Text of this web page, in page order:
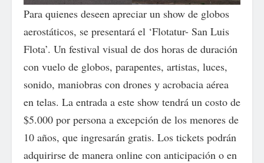
Para quienes deseen apreciar un show de globos
aerostáticos, se presentará el ‘Flotatur- San Luis
Flota’. Un festival visual de dos horas de duración
con vuelo de globos, parapentes, artistas, luces,
sonido, maniobras con drones y acrobacia aérea
en telas. La entrada a este show tendrá un costo de
$5.000 por persona a excepción de los menores de
10 años, que ingresarán gratis. Los tickets podrán
adquirirse de manera online con anticipación o en